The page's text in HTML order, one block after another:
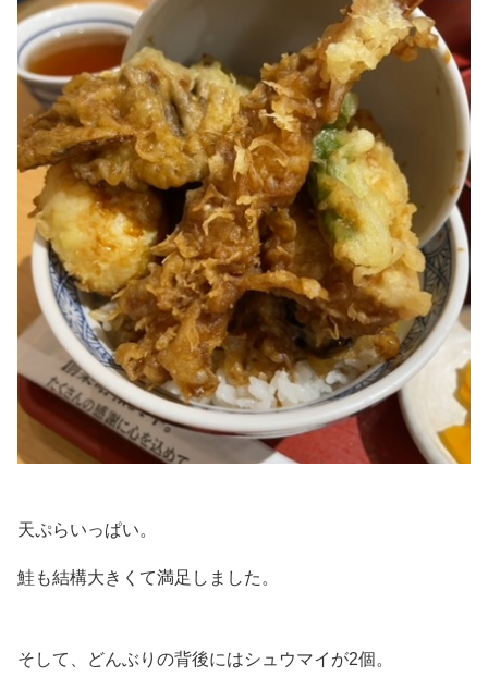
天ぷらいっぱい。
鮭も結構大きくて満足しました。
そして、どんぶりの背後にはシュウマイが2個。